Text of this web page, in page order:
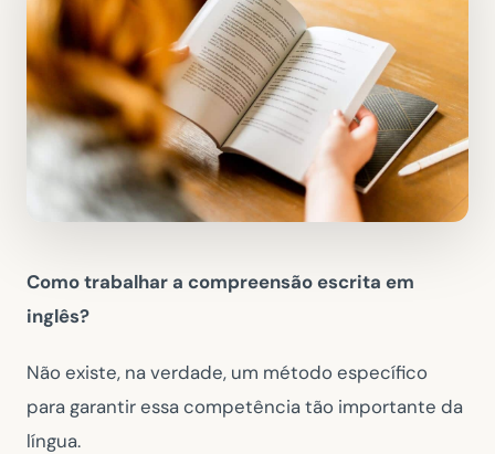
Como trabalhar a compreensão escrita em
inglês?
Não existe, na verdade, um método específico
para garantir essa competência tão importante da
língua.